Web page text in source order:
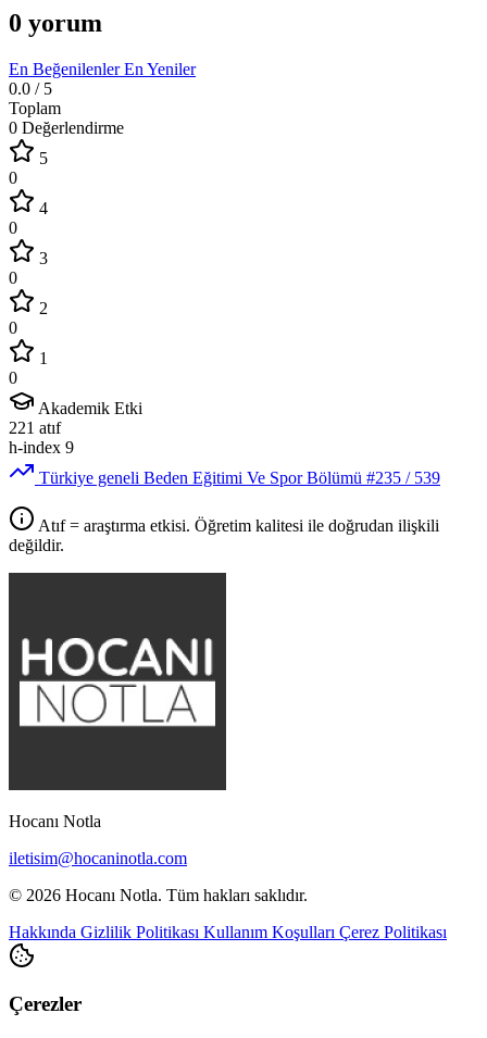
0 yorum
En BeğenilenlerEn Yeniler
0.0 / 5
Toplam
0 Değerlendirme
5
0
4
0
3
0
2
0
1
0
Akademik Etki
221 atıf
h-index 9
Türkiye geneli Beden Eğitimi Ve Spor Bölümü #235 / 539
Atıf = araştırma etkisi. Öğretim kalitesi ile doğrudan ilişkili
değildir.
Hocanı Notla
iletisim@hocaninotla.com
© 2026 Hocanı Notla. Tüm hakları saklıdır.
Hakkında Gizlilik Politikası Kullanım Koşulları Çerez Politikası
Çerezler